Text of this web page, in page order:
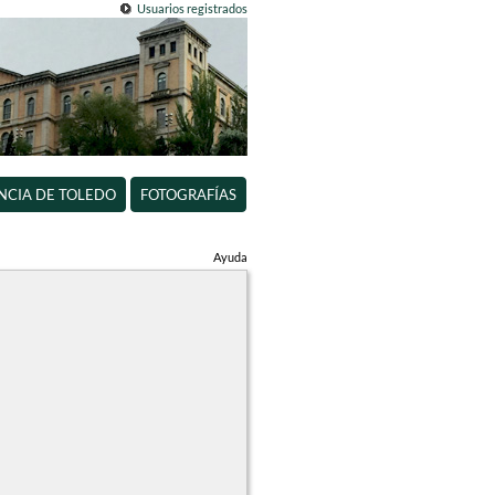
Usuarios registrados
DE TOLEDO FOTOGRAFÍAS
Ayuda